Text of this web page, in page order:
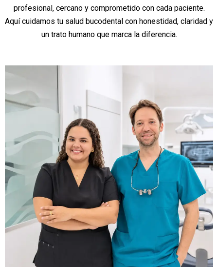
profesional, cercano y comprometido con cada paciente.
Aquí cuidamos tu salud bucodental con honestidad, claridad y
un trato humano que marca la diferencia.